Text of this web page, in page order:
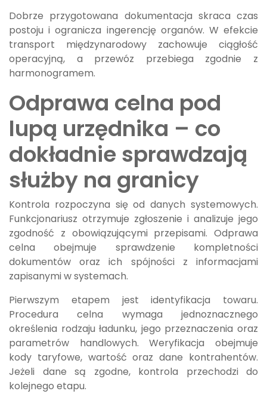
Dobrze przygotowana dokumentacja skraca czas
postoju i ogranicza ingerencję organów. W efekcie
transport międzynarodowy zachowuje ciągłość
operacyjną, a przewóz przebiega zgodnie z
harmonogramem.
Odprawa celna pod
lupą urzędnika – co
dokładnie sprawdzają
służby na granicy
Kontrola rozpoczyna się od danych systemowych.
Funkcjonariusz otrzymuje zgłoszenie i analizuje jego
zgodność z obowiązującymi przepisami. Odprawa
celna obejmuje sprawdzenie kompletności
dokumentów oraz ich spójności z informacjami
zapisanymi w systemach.
Pierwszym etapem jest identyfikacja towaru.
Procedura celna wymaga jednoznacznego
określenia rodzaju ładunku, jego przeznaczenia oraz
parametrów handlowych. Weryfikacja obejmuje
kody taryfowe, wartość oraz dane kontrahentów.
Jeżeli dane są zgodne, kontrola przechodzi do
kolejnego etapu.